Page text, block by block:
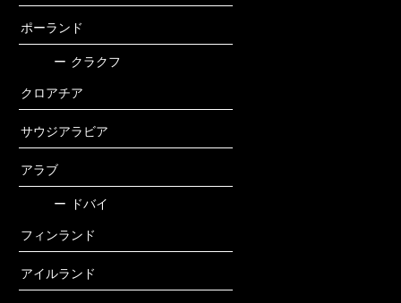
ポーランド
ー クラクフ
クロアチア
サウジアラビア
アラブ
ー ドバイ
フィンランド
アイルランド